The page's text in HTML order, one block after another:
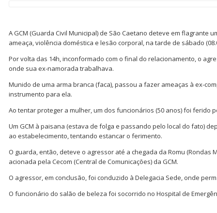
A GCM (Guarda Civil Municipal) de São Caetano deteve em flagrante
ameaça, violência doméstica e lesão corporal, na tarde de sábado
Por volta das 14h, inconformado com o final do relacionamento, o
onde sua ex-namorada trabalhava.
Munido de uma arma branca (faca), passou a fazer ameaças à ex-
instrumento para ela.
Ao tentar proteger a mulher, um dos funcionários (50 anos) foi ferido
Um GCM à paisana (estava de folga e passando pelo local do fato)
ao estabelecimento, tentando estancar o ferimento.
O guarda, então, deteve o agressor até a chegada da Romu (Rondas
acionada pela Cecom (Central de Comunicações) da GCM.
O agressor, em conclusão, foi conduzido à Delegacia Sede, onde
O funcionário do salão de beleza foi socorrido no Hospital de